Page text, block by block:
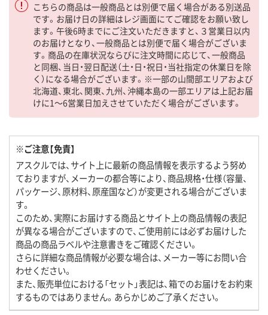
こちらの商品は一般商品とは別便で届く場合がある別送品
です。お届け日の詳細はレジ画面にてご確認をお願い致し
ます。午後6時までにご注文いただきますと、３営業日以内
のお届けとなり、一般商品とは別便で届く場合がございま
す。商品の在庫状況ならびに注文時間に応じて、一般商品
と同梱、当日・翌日配送（土・日・祝日・当社指定の休業日を除
く）になる場合がございます。※一部の山間部エリアおよび
北海道、東北、関東、九州、沖縄本島の一部エリアは上記お届
けに1～6営業日加えさせていただく場合がございます。
※ご注意【免責】
アスクルでは、サイト上に最新の商品情報を表示するよう努め
ておりますが、メーカーの都合等により、商品規格・仕様（容量、
パッケージ、原材料、原産国など）が変更される場合がございま
す。
このため、実際にお届けする商品とサイト上の商品情報の表記
が異なる場合がございますので、ご使用前には必ずお届けした
商品の商品ラベルや注意書きをご確認ください。
さらに詳細な商品情報が必要な場合は、メーカー等にお問い合
わせください。
また、販売単位における「セット」表記は、箱でのお届けをお約束
するものではありません。あらかじめご了承ください。